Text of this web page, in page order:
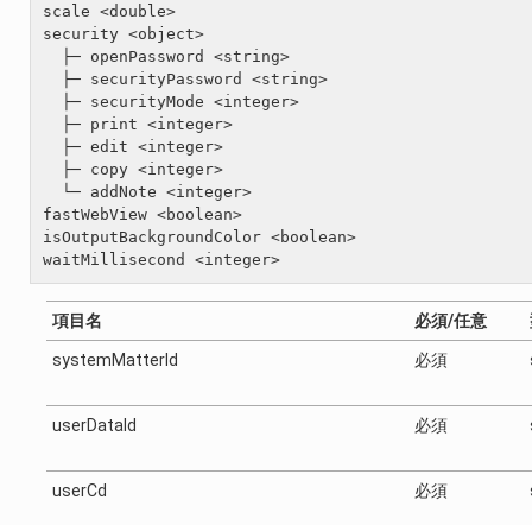
scale <double>
security <object>
  ├─ openPassword <string>
  ├─ securityPassword <string>
  ├─ securityMode <integer>
  ├─ print <integer>
  ├─ edit <integer>
  ├─ copy <integer>
  └─ addNote <integer>
fastWebView <boolean>
isOutputBackgroundColor <boolean>
waitMillisecond <integer>
項目名 必須/任意
systemMatterId 必須
userDataId 必須
userCd 必須